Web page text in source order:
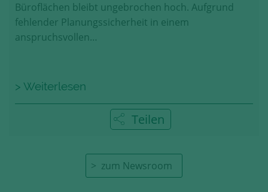
Büroflächen bleibt ungebrochen hoch. Aufgrund
fehlender Planungssicherheit in einem
anspruchsvollen…
> Weiterlesen
Teilen
zum Newsroom